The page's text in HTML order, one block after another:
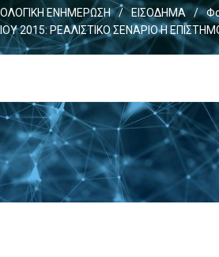
ΕΝΗΜΕΡΩΣΗ / ΕΙΣΟΔΗΜΑ /
2015: ΡΕΑΛΙΣΤΙΚΟ ΣΕΝΑΡΙΟ Η